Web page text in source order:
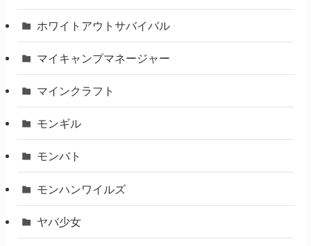
ホワイトアウトサバイバル
マイキャンプマネージャー
マインクラフト
モンギル
モンバト
モンハンワイルズ
ヤバ少女